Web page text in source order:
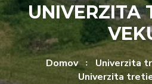
UNIVERZITA
Domov
Univerzita
Univerzita